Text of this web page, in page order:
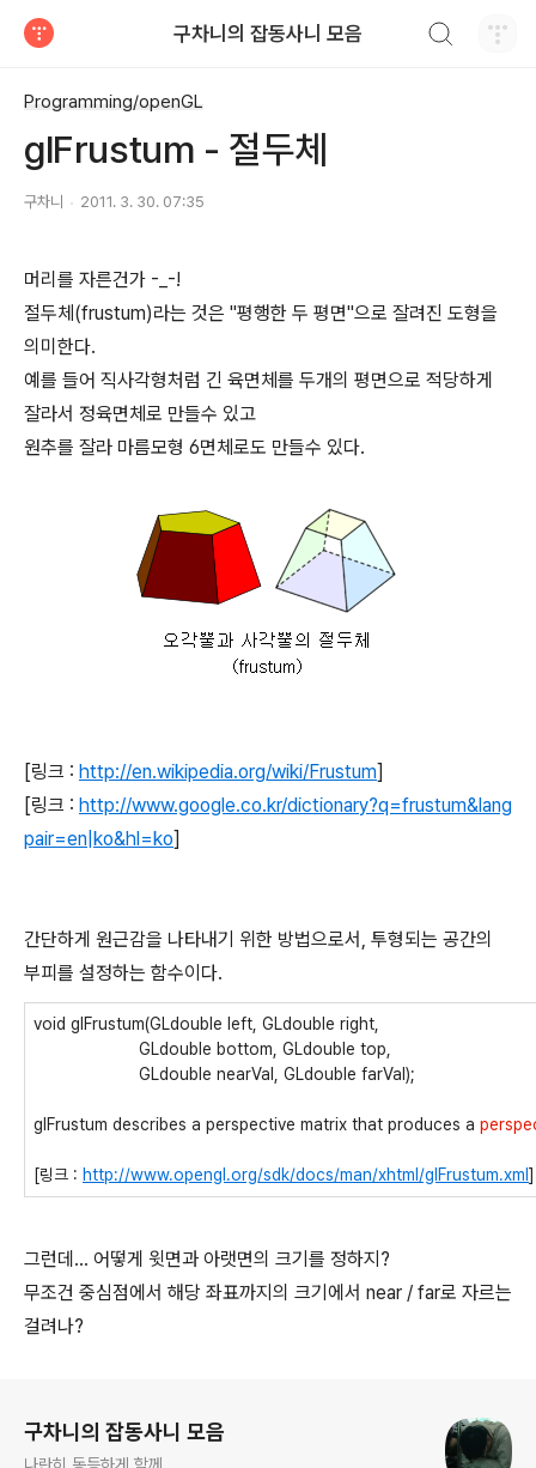
구차니의 잡동사니 모음
Programming/openGL
glFrustum - 절두체
구차니 2011. 3. 30. 07:35
머리를 자른건가 -_-!
절두체(frustum)라는 것은 "평행한 두 평면"으로 잘려진 도형을
의미한다.
예를 들어 직사각형처럼 긴 육면체를 두개의 평면으로 적당하게
잘라서 정육면체로 만들수 있고
원추를 잘라 마름모형 6면체로도 만들수 있다.
[링크 : http://en.wikipedia.org/wiki/Frustum]
[링크 : http://www.google.co.kr/dictionary?q=frustum&lang
pair=en|ko&hl=ko]
간단하게 원근감을 나타내기 위한 방법으로서, 투형되는 공간의
부피를 설정하는 함수이다.
void glFrustum(GLdouble left, GLdouble right,
GLdouble bottom, GLdouble top,
GLdouble nearVal, GLdouble farVal);
glFrustum describes a perspective matrix that produces a
[링크 : http://www.opengl.org/sdk/docs/man/xhtml/glFrustum.xml ]
그런데... 어떻게 윗면과 아랫면의 크기를 정하지?
무조건 중심점에서 해당 좌표까지의 크기에서 near / far로 자르는
걸려나?
구차니의 잡동사니 모음